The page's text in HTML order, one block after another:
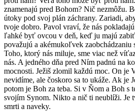
znamenajú pred Bohom? Nič nezmôžu.
útoky pod svoj plán záchrany. Zariadi,
tvoje dobro. Pavol vraví, že nás
ľahké byť ovcou v deň, keď ju majú
považujú a akémukoľvek zaobchádzaniu
Toho, ktorý nás miluje, sme viac než
nás. A jedného dňa pred Ním padnú na
mocnosti. Ježiš zlomil každú moc. On je
nevidíme, ale čoskoro sa to ukáže. Ak je
potom je Boh za teba. Si v Ňom a Boh s
svojím Synom. Nikto a nič ti neublíži. Je
smrti a naveky.